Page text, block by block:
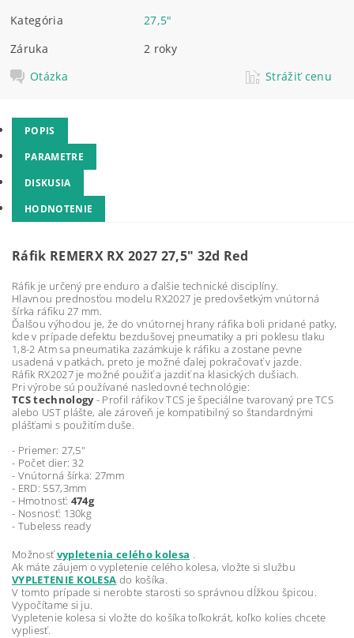
Kategória
27,5"
Záruka
2 roky
Otázka
Strážiť cenu
POPIS
PARAMETRE
DISKUSIA
HODNOTENIE
Ráfik REMERX RX 2027 27,5" 32d Red
Ráfik je určený pre enduro a ďalšie technické disciplíny.
Hlavnou prednosťou modelu RX2027 je predovšetkým vnútorná
šírka ráfiku 27 mm.
Ďalšou výhodou je, že do vnútornej hrany ráfika boli pridané patky,
kde v prípade defektu bezdušovej pneumatiky a pri poklesu tlaku
1,8-2 Atm sa pneumatika zazámkuje k ráfiku a zostane pevne
usadená v patkách, preto je možné ďalej pokračovať v jazde.
Ráfik RX2027 je možné použiť a jazdiť na klasických dušiach.
Pri výrobe sú používané nasledovné technológie:
TCS technology- Profil ráfikov TCS je špeciálne tvarovaný pre TCS
alebo UST plášte, ale zároveň je kompatibilný so štandardnými
plášťami s použitím duše.
- Priemer: 27,5"
- Počet dier: 32
- Vnútorná šírka: 27mm
- ERD: 557,3mm
- Hmotnosť: 474g
- Nosnosť: 130kg
- Tubeless ready
Možnosťvypletenia celého kolesa .
Ak máte záujem o vypletenie celého kolesa, vložte si službu
VYPLETENIE KOLESA do košíka.
V tomto prípade si nerobte starosti so správnou dĺžkou špicou.
Vypočítame si ju.
Vypletenie kolesa si vložte do košíka toľkokrát, koľko kolies chcete
vypliesť.